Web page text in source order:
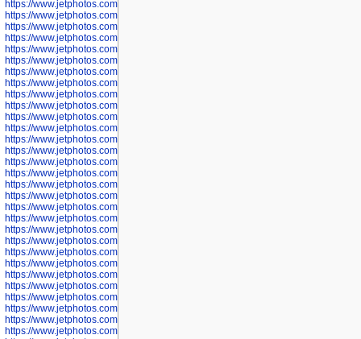
https://www.jetphotos.com/photographer/600647
https://www.jetphotos.com/photographer/600648
https://www.jetphotos.com/photographer/600649
https://www.jetphotos.com/photographer/600650
https://www.jetphotos.com/photographer/602889
https://www.jetphotos.com/photographer/602890
https://www.jetphotos.com/photographer/602891
https://www.jetphotos.com/photographer/602895
https://www.jetphotos.com/photographer/602897
https://www.jetphotos.com/photographer/602900
https://www.jetphotos.com/photographer/602904
https://www.jetphotos.com/photographer/602907
https://www.jetphotos.com/photographer/602913
https://www.jetphotos.com/photographer/602916
https://www.jetphotos.com/photographer/602918
https://www.jetphotos.com/photographer/602922
https://www.jetphotos.com/photographer/602923
https://www.jetphotos.com/photographer/602925
https://www.jetphotos.com/photographer/602926
https://www.jetphotos.com/photographer/600534
https://www.jetphotos.com/photographer/600535
https://www.jetphotos.com/photographer/600536
https://www.jetphotos.com/photographer/600538
https://www.jetphotos.com/photographer/600539
https://www.jetphotos.com/photographer/600540
https://www.jetphotos.com/photographer/600542
https://www.jetphotos.com/photographer/600543
https://www.jetphotos.com/photographer/600544
https://www.jetphotos.com/photographer/600547
https://www.jetphotos.com/photographer/600548